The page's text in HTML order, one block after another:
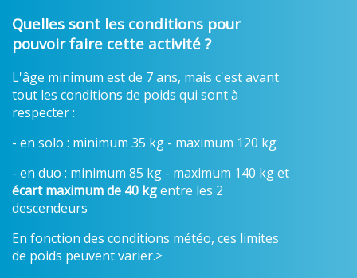
Quelles sont les conditions pour
pouvoir faire cette activité ?
L'âge minimum est de 7 ans, mais c'est avant
tout les conditions de poids qui sont à
respecter :
- en solo : minimum 35 kg - maximum 120 kg
- en duo : minimum 85 kg - maximum 140 kg et
écart maximum de 40 kgentre les 2
descendeurs
En fonction des conditions météo, ces limites
de poids peuvent varier.>